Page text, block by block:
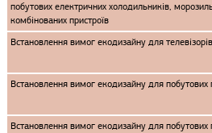
побутових електричних холодильників,
комбінованих пристроїв
Встановлення вимог екодизайну для телевізорів
Встановлення вимог екодизайну для
Встановлення вимог екодизайну для